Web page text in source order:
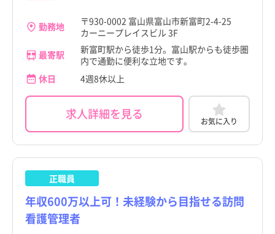
勤務地
〒930-0002 富山県富山市新富町2-4-25
カーニープレイスビル 3F
最寄駅
新富町駅から徒歩1分。富山駅からも徒歩圏
内で通勤に便利な立地です。
休日
4週8休以上
求人詳細を見る お気に入り
正職員
年収600万以上可！未経験から目指せる訪問
看護管理者